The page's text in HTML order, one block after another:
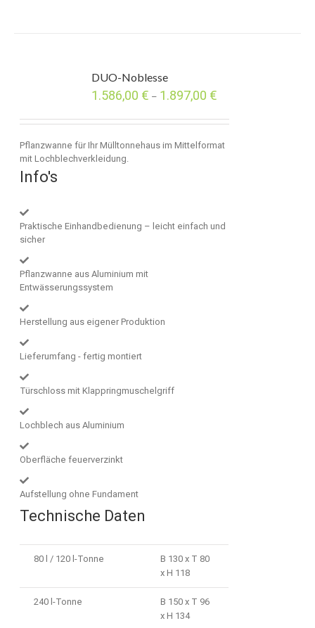
DUO-Noblesse
1.586,00 € – 1.897,00 €
Pflanzwanne für Ihr Mülltonnehaus im Mittelformat
mit Lochblechverkleidung.
Info's
Praktische Einhandbedienung – leicht einfach und
sicher
Pflanzwanne aus Aluminium mit
Entwässerungssystem
Herstellung aus eigener Produktion
Lieferumfang - fertig montiert
Türschloss mit Klappringmuschelgriff
Lochblech aus Aluminium
Oberfläche feuerverzinkt
Aufstellung ohne Fundament
Technische Daten
80 l / 120 l-Tonne
B 130 x T 80
x H 118
240 l-Tonne
B 150 x T 96
x H 134